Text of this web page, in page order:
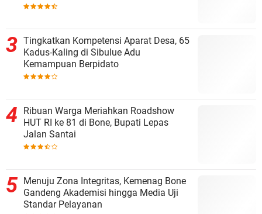
Tingkatkan Kompetensi Aparat Desa, 65
Kadus-Kaling di Sibulue Adu
Kemampuan Berpidato
Ribuan Warga Meriahkan Roadshow
HUT RI ke 81 di Bone, Bupati Lepas
Jalan Santai
Menuju Zona Integritas, Kemenag Bone
Gandeng Akademisi hingga Media Uji
Standar Pelayanan